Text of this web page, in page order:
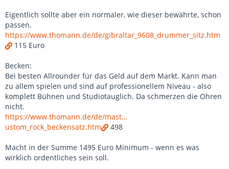
Eigentlich sollte aber ein normaler, wie dieser bewährte, schon
passen.
https://www.thomann.de/de/gibraltar_9608_drummer_sitz.htm
115 Euro
Becken:
Bei besten Allrounder für das Geld auf dem Markt. Kann man
zu allem spielen und sind auf professionellem Niveau - also
komplett Bühnen und Studiotauglich. Da schmerzen die Ohren
nicht.
https://www.thomann.de/de/mast…
ustom_rock_beckensatz.htm
498
Macht in der Summe 1495 Euro Minimum - wenn es was
wirklich ordentliches sein soll.